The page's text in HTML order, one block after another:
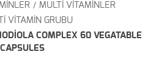
MULTİ VİTAMİNLER
VİTAMİN GRUBU
COMPLEX 60 VEGATABLE
CAPSULES